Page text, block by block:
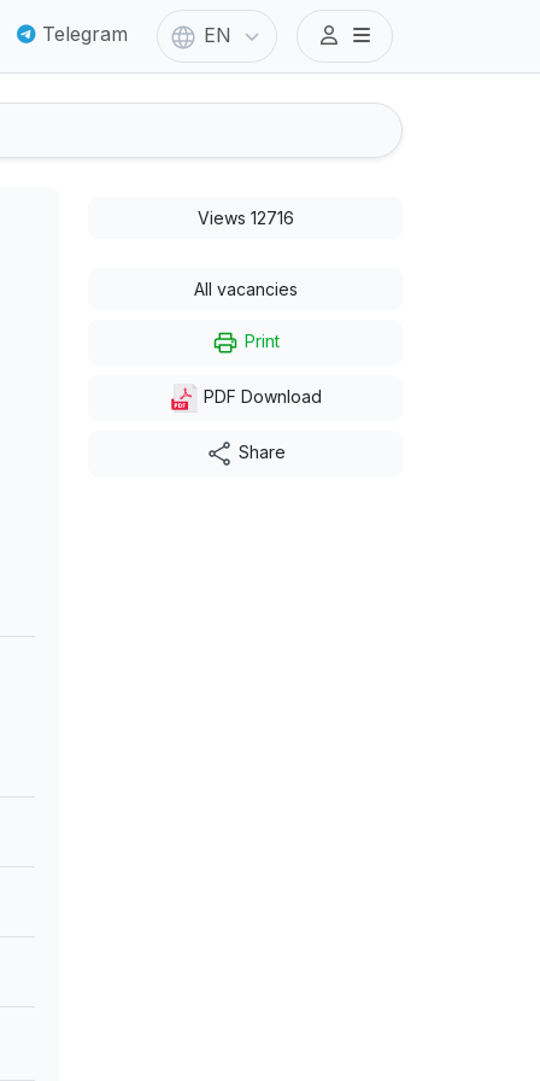
Telegram EN
Views 12716
All vacancies
Print
PDF Download
Share